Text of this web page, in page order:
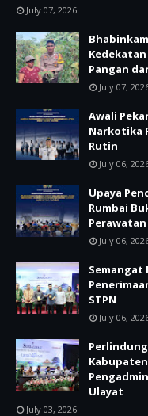
July 07, 2026
Pangan
July 07,
Awali
Narkotika
Rutin
July 06,
Upaya
Rumbai
July 06,
Semangat
STPN
July 06,
Ulayat
July 03, 2026